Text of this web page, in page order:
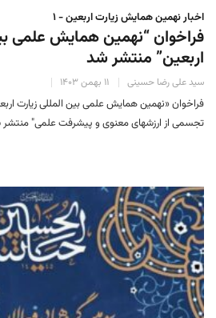
اخبار نهمین همایش زیارت اربعین - ۱
فراخوان “نهمین همایش علمی
اربعین” منتشر شد
سید علی رضا حسینی ۱۱ بهمن ۱۴۰۳
فراخوان «نهمین همایش علمی بین المللی زیارت
تجسمی از ارزشهای معنوی و پیشرفت علمی"